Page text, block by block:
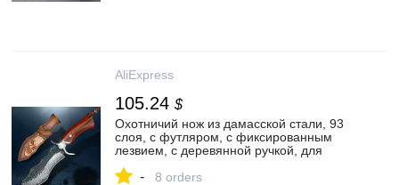
AliExpress
105.24 $
Охотничий нож из дамасской стали, 93
слоя, с футляром, с фиксированным
лезвием, с деревянной ручкой, для
АлиЭкспресс
- 8 orders